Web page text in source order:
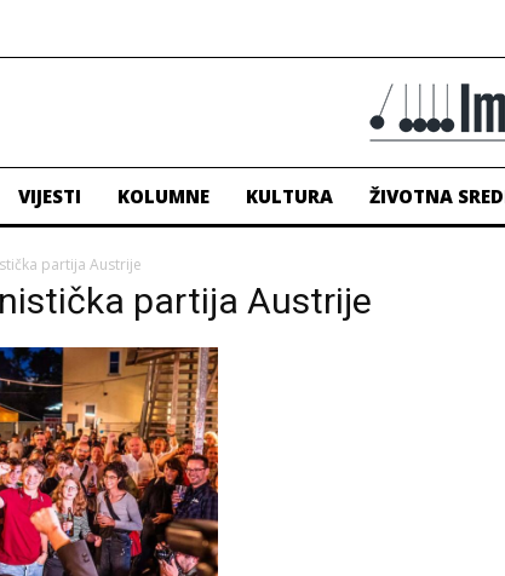
VIJESTI KOLUMNE KULTURA ŽIVOTNA
partija Austrije
partija Austrije